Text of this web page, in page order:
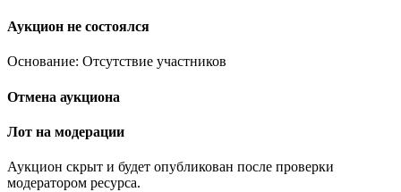
Аукцион не состоялся
Основание: Отсутствие участников
Отмена аукциона
Лот на модерации
Аукцион скрыт и будет опубликован после проверки
модератором ресурса.